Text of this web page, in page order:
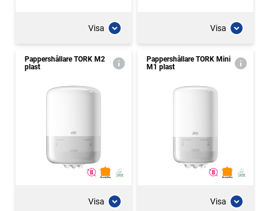
Visa Visa
Pappershållare TORK M2
plast
Visa
Pappershållare TORK Mini
M1 plast
Visa